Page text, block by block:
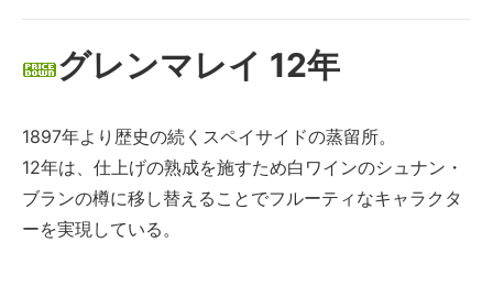
グレンマレイ 12年
1897年より歴史の続くスペイサイドの蒸留所。
12年は、仕上げの熟成を施すため白ワインのシュナン・
ブランの樽に移し替えることでフルーティなキャラクタ
ーを実現している。